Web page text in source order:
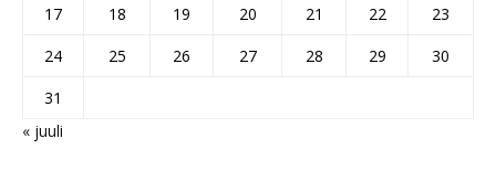
17
18 19 20 21 22
23
24
25 26 27 28 29
30
31
« juuli